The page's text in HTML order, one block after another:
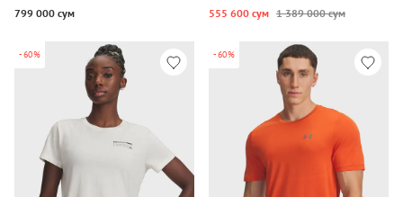
799 000 сум 555 600 сум 1 389 000 сум
-60% -60%